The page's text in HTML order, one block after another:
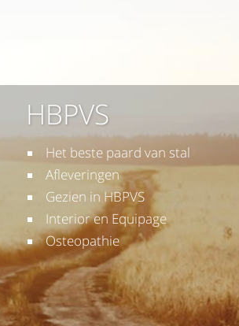
HBPVS
Het beste paard van stal
Afleveringen
Gezien in HBPVS
Interior en Equipage
Osteopathie